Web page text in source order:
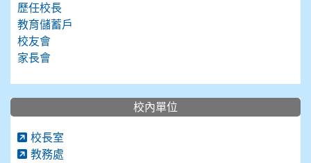
歷任校長
教育儲蓄戶
校友會
家長會
校內單位
校長室
教務處